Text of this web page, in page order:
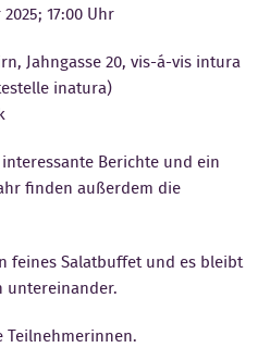
17:00 Uhr
Jahngasse 20, vis-á-vis intura
inatura)
Berichte und ein
finden außerdem die
feines Salatbuffet und es bleibt
untereinander.
Teilnehmerinnen.